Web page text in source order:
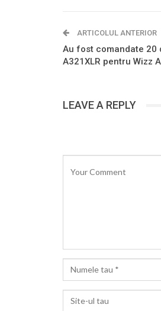
ARTICOLUL ANTERIOR
Au fost comandate 20
A321XLR pentru Wizz
LEAVE A REPLY